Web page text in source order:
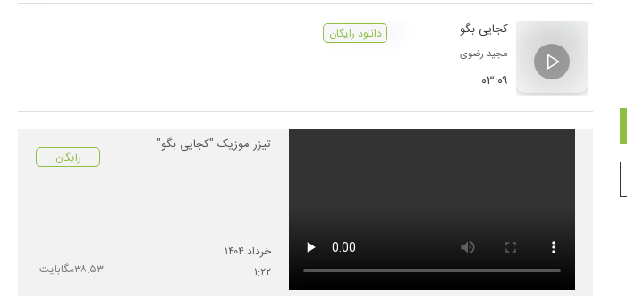
نمیشه فردا
توکه نباشی همینه هر بار
میرسم هر جا به تو
کجایی الان
کجایی بگو میرسونم خودمو دوباره به تو
کجایی بگو
مجید رضوی
۰۳:۰۹
دانلود رایگان
تیزر موزیک "کجایی بگو"
خرداد۱۴۰۴
۱:۲۲
رایگان
۳۸.۵۳مگابایت